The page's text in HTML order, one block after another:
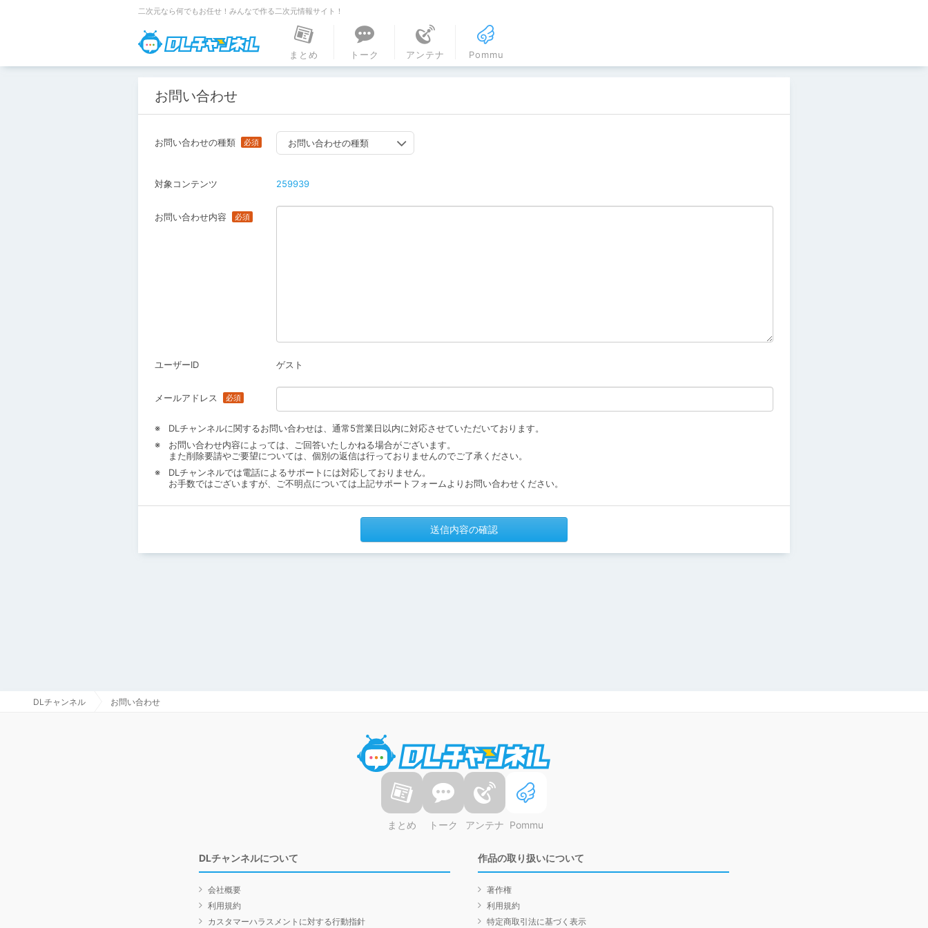
二次元なら何でもお任せ！みんなで作る二次元情報サイト！
DLチャンネル
まとめ
トーク アンテナ Pommu
お問い合わせ
お問い合わせの種類 お問い合わせの種類
対象コンテンツ 259939
お問い合わせ内容
ユーザーID ゲスト
メールアドレス
DLチャンネルに関するお問い合わせは、通常5営業日以内に対応させていただいております。
お問い合わせ内容によっては、ご回答いたしかねる場合がございます。
また削除要請やご要望については、個別の返信は行っておりませんのでご了承ください。
DLチャンネルでは電話によるサポートには対応しておりません。
お手数ではございますが、ご不明点については上記サポートフォームよりお問い合わせください。
送信内容の確認
DLチャンネル お問い合わせ
まとめ トーク アンテナ Pommu
DLチャンネルについて
会社概要
利用規約
カスタマーハラスメントに対する行動指針
作品の取り扱いについて
著作権
利用規約
特定商取引法に基づく表示